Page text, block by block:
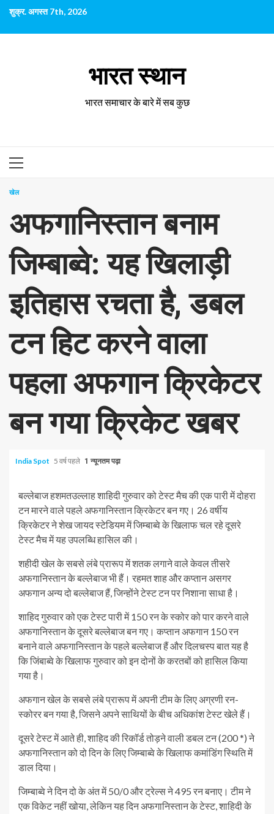
छोड़कर
सामग्री
पर
शुक्र. अगस्त 7th, 2026
भारत स्थान
भारत समाचार के बारे में सब कुछ
प्राथमिक
खेल
अफगानिस्तान बनाम
जिम्बाब्वे: यह खिलाड़ी
इतिहास रचता है, डबल
टन हिट करने वाला
पहला अफगान क्रिकेटर
बन गया क्रिकेट खबर
India Spot 5 वर्ष पहले 1 न्यूनतम पढ़ा
बल्लेबाज हशमतउल्लाह शाहिदी गुरुवार को टेस्ट मैच की एक पारी में दोहरा
टन मारने वाले पहले अफगानिस्तान क्रिकेटर बन गए। 26 वर्षीय
क्रिकेटर ने शेख जायद स्टेडियम में जिम्बाब्वे के खिलाफ चल रहे दूसरे
टेस्ट मैच में यह उपलब्धि हासिल की।
शहीदी खेल के सबसे लंबे प्रारूप में शतक लगाने वाले केवल तीसरे
अफगानिस्तान के बल्लेबाज भी हैं। रहमत शाह और कप्तान असगर
अफगान अन्य दो बल्लेबाज हैं, जिन्होंने टेस्ट टन पर निशाना साधा है।
शाहिद गुरुवार को एक टेस्ट पारी में 150 रन के स्कोर को पार करने वाले
अफगानिस्तान के दूसरे बल्लेबाज बन गए। कप्तान अफगान 150 रन
बनाने वाले अफगानिस्तान के पहले बल्लेबाज हैं और दिलचस्प बात यह है
कि जिंबाब्वे के खिलाफ गुरुवार को इन दोनों के करतबों को हासिल किया
गया है।
अफगान खेल के सबसे लंबे प्रारूप में अपनी टीम के लिए अग्रणी रन-
स्कोरर बन गया है, जिसने अपने साथियों के बीच अधिकांश टेस्ट खेले हैं।
दूसरे टेस्ट में आते ही, शाहिद की रिकॉर्ड तोड़ने वाली डबल टन (200 *) ने
अफगानिस्तान को दो दिन के लिए जिम्बाब्वे के खिलाफ कमांडिंग स्थिति में
डाल दिया।
जिम्बाब्वे ने दिन दो के अंत में 50/0 और ट्रेल्स ने 495 रन बनाए। टीम ने
एक विकेट नहीं खोया, लेकिन यह दिन अफगानिस्तान के टेस्ट, शाहिदी के